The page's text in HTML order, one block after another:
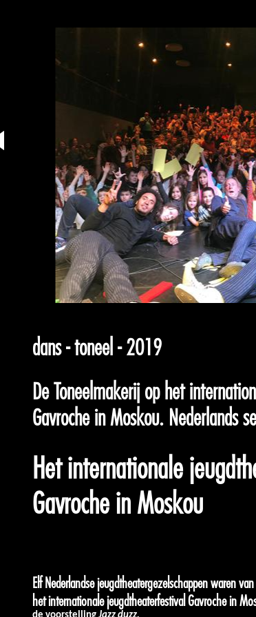
dans - toneel - 2019
De Toneelmakerij op het
Gavroche in Moskou. Nederlands
Het internationale
Gavroche in Moskou
Elf Nederlandse jeugdtheatergezelschappen waren
het internationale jeugdtheaterfestival Gavroche in